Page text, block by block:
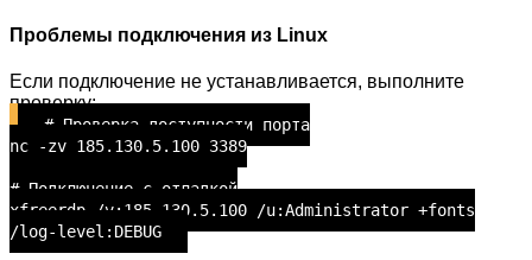
Проблемы подключения из Linux
Если подключение не устанавливается, выполните
проверку:
# Проверка доступности порта
nc -zv 185.130.5.100 3389
# Подключение с отладкой
xfreerdp /v:185.130.5.100 /u:Administrator +fonts
/log-level:DEBUG